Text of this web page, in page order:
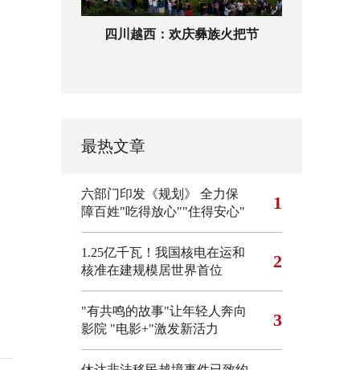
四川越西：欢庆彝族火把节
最热文章
六部门印发《规划》 全力保
障百姓"吃得放心""住得安心"
1
1.25亿千瓦！我国核电在运和
核准在建规模居世界首位
2
"有共鸣的故事"让年轻人奔向
影院 "电影+"激发新活力 3